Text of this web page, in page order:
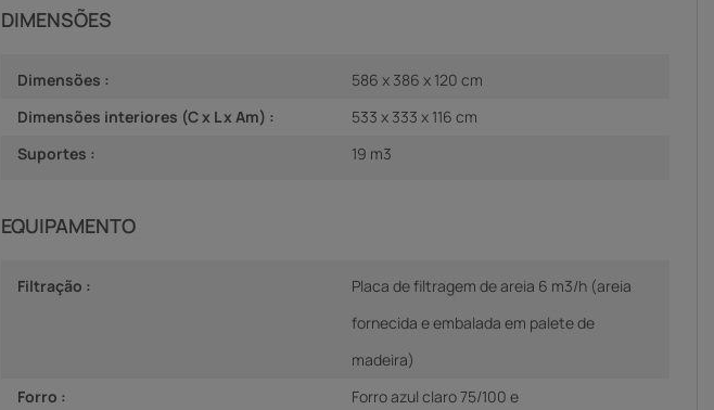
DIMENSÕES
Dimensões :
586 x 386 x 120 cm
Dimensões interiores (C x L x Am) :
533 x 333 x 116 cm
Suportes :
19 m3
EQUIPAMENTO
Filtração :
Placa de filtragem de areia 6 m3/h (areia
fornecida e embalada em palete de
madeira)
Forro :
Forro azul claro 75/100 e